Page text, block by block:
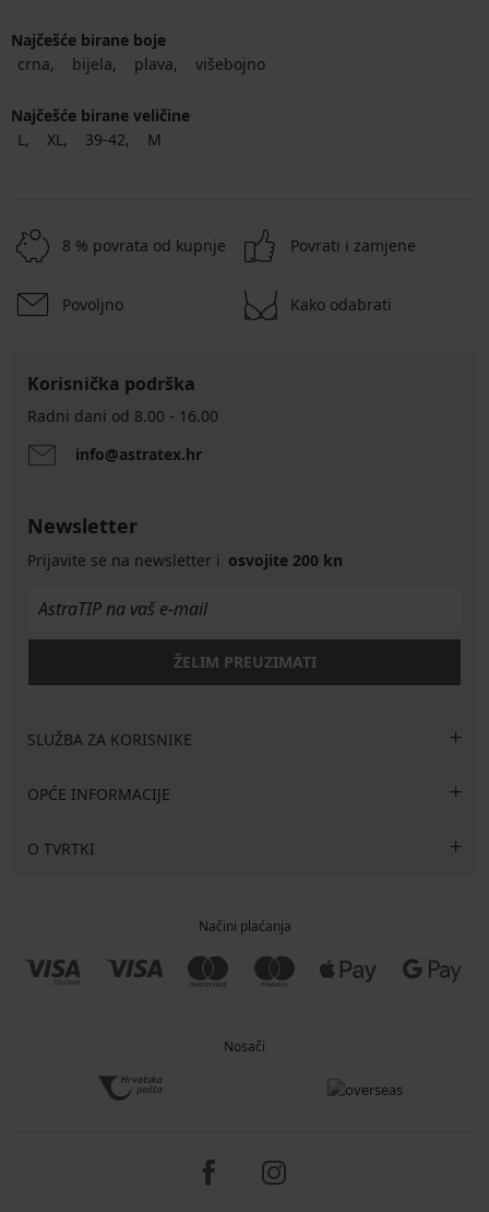
Najčešće birane boje
crna
bijela plava višebojno
Najčešće birane veličine
L
XL 39-42 M
8 % povrata od kupnje Povrati i zamjene
Povoljno Kako odabrati
Korisnička podrška
Radni dani od 8.00 - 16.00
info@astratex.hr
Newsletter
Prijavite se na newsletter i osvojite 200 kn
ŽELIM PREUZIMATI
SLUŽBA ZA KORISNIKE
OPĆE INFORMACIJE
O TVRTKI
Načini plaćanja
Nosači